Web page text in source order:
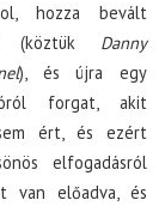
hozza bevált
(köztük Danny
), és újra egy
forgat, akit
ért, és ezért
elfogadásról
van előadva, és